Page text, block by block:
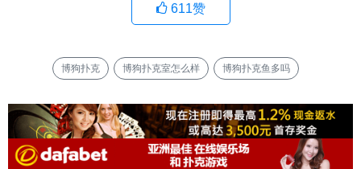
611赞
博狗扑克 博狗扑克室怎么样 博狗扑克鱼多吗